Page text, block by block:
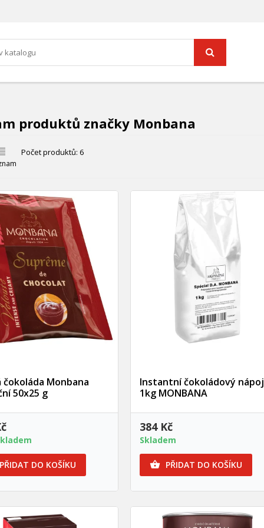
produktů značky Monbana
Počet produktů: 6
Rychlý náhled
čokoláda Monbana
50x25 g
PŘIDAT DO KOŠÍKU
Rychlý náhled
Instantní čokoládový nápoj
1kg MONBANA
384 Kč
Skladem
 PŘIDAT DO KOŠÍKU